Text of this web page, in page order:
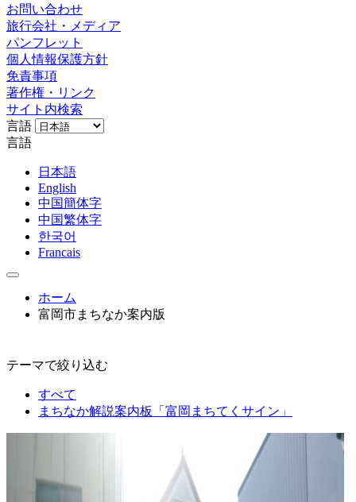
お問い合わせ
旅行会社・メディア
パンフレット
個人情報保護方針
免責事項
著作権・リンク
サイト内検索
言語
言語
日本語
English
中国簡体字
中国繁体字
한국어
Francais
ホーム
富岡市まちなか案内版
テーマで絞り込む
すべて
まちなか解説案内板「富岡まちてくサイン」